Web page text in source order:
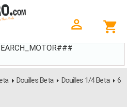
Douilles Beta Douilles 1/4 Beta
6